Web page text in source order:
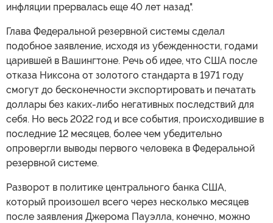
инфляции прервалась еще 40 лет назад".
Глава Федеральной резервной системы сделал
подобное заявление, исходя из убежденности, годами
царившей в Вашингтоне. Речь об идее, что США после
отказа Никсона от золотого стандарта в 1971 году
смогут до бесконечности экспортировать и печатать
доллары без каких-либо негативных последствий для
себя. Но весь 2022 год и все события, происходившие в
последние 12 месяцев, более чем убедительно
опровергли выводы первого человека в Федеральной
резервной системе.
Разворот в политике центрального банка США,
который произошел всего через несколько месяцев
после заявления Джерома Пауэлла, конечно, можно